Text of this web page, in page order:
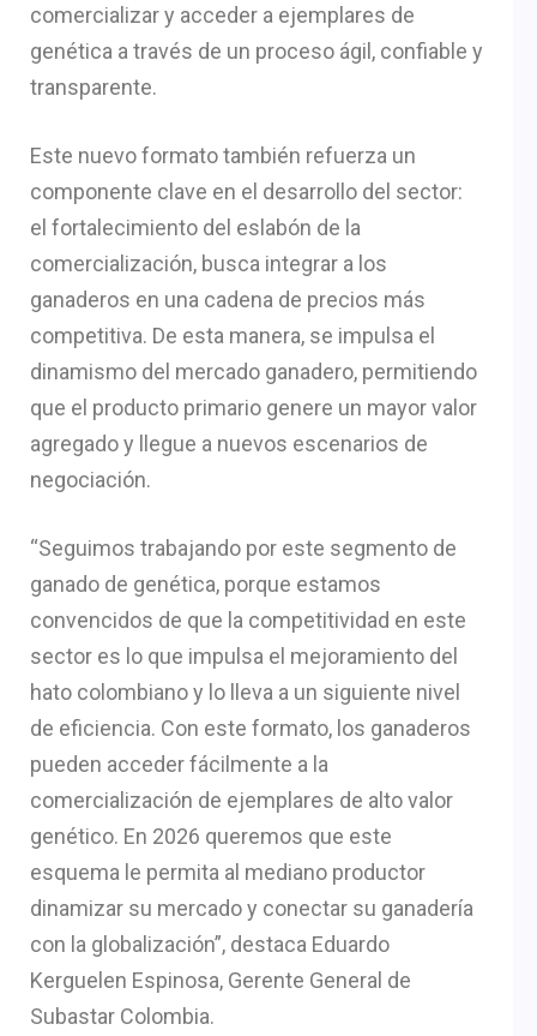
comercializar y acceder a ejemplares de
genética a través de un proceso ágil, confiable y
transparente.
Este nuevo formato también refuerza un
componente clave en el desarrollo del sector:
el fortalecimiento del eslabón de la
comercialización, busca integrar a los
ganaderos en una cadena de precios más
competitiva. De esta manera, se impulsa el
dinamismo del mercado ganadero, permitiendo
que el producto primario genere un mayor valor
agregado y llegue a nuevos escenarios de
negociación.
“Seguimos trabajando por este segmento de
ganado de genética, porque estamos
convencidos de que la competitividad en este
sector es lo que impulsa el mejoramiento del
hato colombiano y lo lleva a un siguiente nivel
de eficiencia. Con este formato, los ganaderos
pueden acceder fácilmente a la
comercialización de ejemplares de alto valor
genético. En 2026 queremos que este
esquema le permita al mediano productor
dinamizar su mercado y conectar su ganadería
con la globalización”, destaca Eduardo
Kerguelen Espinosa, Gerente General de
Subastar Colombia.